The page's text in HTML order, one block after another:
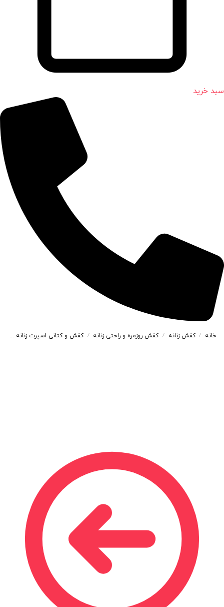
سبد خرید
خانه / کفش زنانه / کفش روزمره و راحتی زنانه / کفش و کتانی اسپرت زنانه و دخترانه مدل زیزیگو ZIZIGO رنگ سفید طوسی کد M122